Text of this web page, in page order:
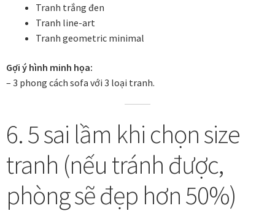
Tranh trắng đen
Tranh line-art
Tranh geometric minimal
Gợi ý hình minh họa:
– 3 phong cách sofa với 3 loại tranh.
6. 5 sai lầm khi chọn size
tranh (nếu tránh được,
phòng sẽ đẹp hơn 50%)